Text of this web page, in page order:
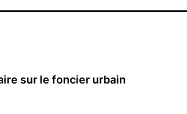
sur le foncier urbain